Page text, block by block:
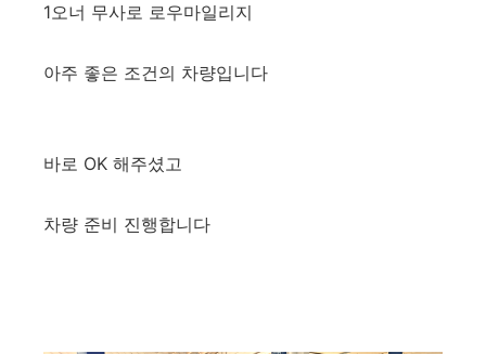
1오너 무사로 로우마일리지
아주 좋은 조건의 차량입니다
바로 OK 해주셨고
차량 준비 진행합니다